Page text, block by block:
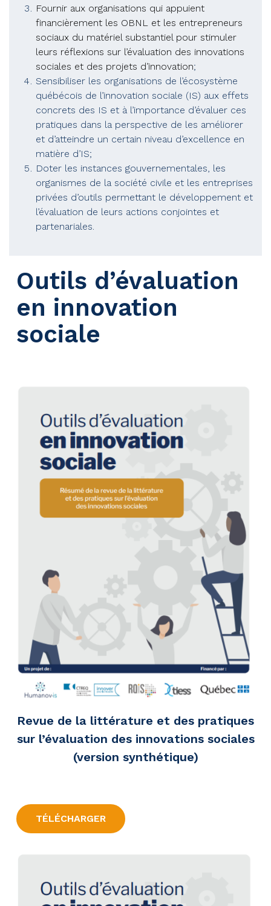
Fournir aux organisations qui appuient
financièrement les OBNL et les entrepreneurs
sociaux du matériel substantiel pour stimuler
leurs réflexions sur l’évaluation des innovations
sociales et des projets d’innovation;
Sensibiliser les organisations de l’écosystème
québécois de l’innovation sociale (IS) aux effets
concrets des IS et à l’importance d’évaluer ces
pratiques dans la perspective de les améliorer
et d’atteindre un certain niveau d’excellence en
matière d’IS;
Doter les instances gouvernementales, les
organismes de la société civile et les entreprises
privées d’outils permettant le développement et
l’évaluation de leurs actions conjointes et
partenariales.
Outils d’évaluation
en innovation
sociale
Revue de la littérature et des pratiques
sur l’évaluation des innovations sociales
(version synthétique)
TÉLÉCHARGER